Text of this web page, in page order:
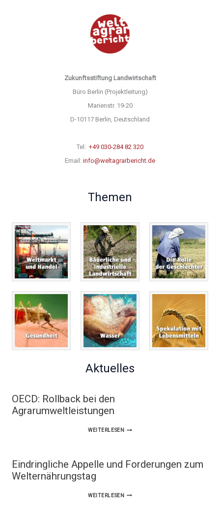
Zukunftsstiftung Landwirtschaft
Büro Berlin (Projektleitung)
Marienstr. 19-20
D-10117 Berlin, Deutschland
Tel: +49 030-284 82 320
Email: info@weltagrarbericht.de
Themen
Aktuelles
OECD: Rollback bei den
Agrarumweltleistungen
WEITERLESENOECD:
Eindringliche Appelle und Forderungen zum
Welternährungstag
WEITERLESENEINDRINGLICHE